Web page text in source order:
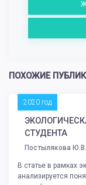
ПОХОЖИЕ
2020 год
СТУДЕНТА
Постылякова Ю.В.
В статье в рамках
анализируется